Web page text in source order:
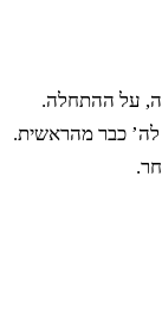
על ההתחלה.
כבר מהראשית.